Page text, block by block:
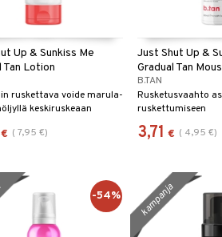
Up & Sunkiss Me
Tan Lotion
ruskettava voide marula-
keskiruskeaan
€ ( 7,95 €)
Just Shut Up &
Gradual Tan
B.TAN
Rusketusvaahto
ruskettumiseen
3,71 € ( 4,95 €)
-54% kampanja